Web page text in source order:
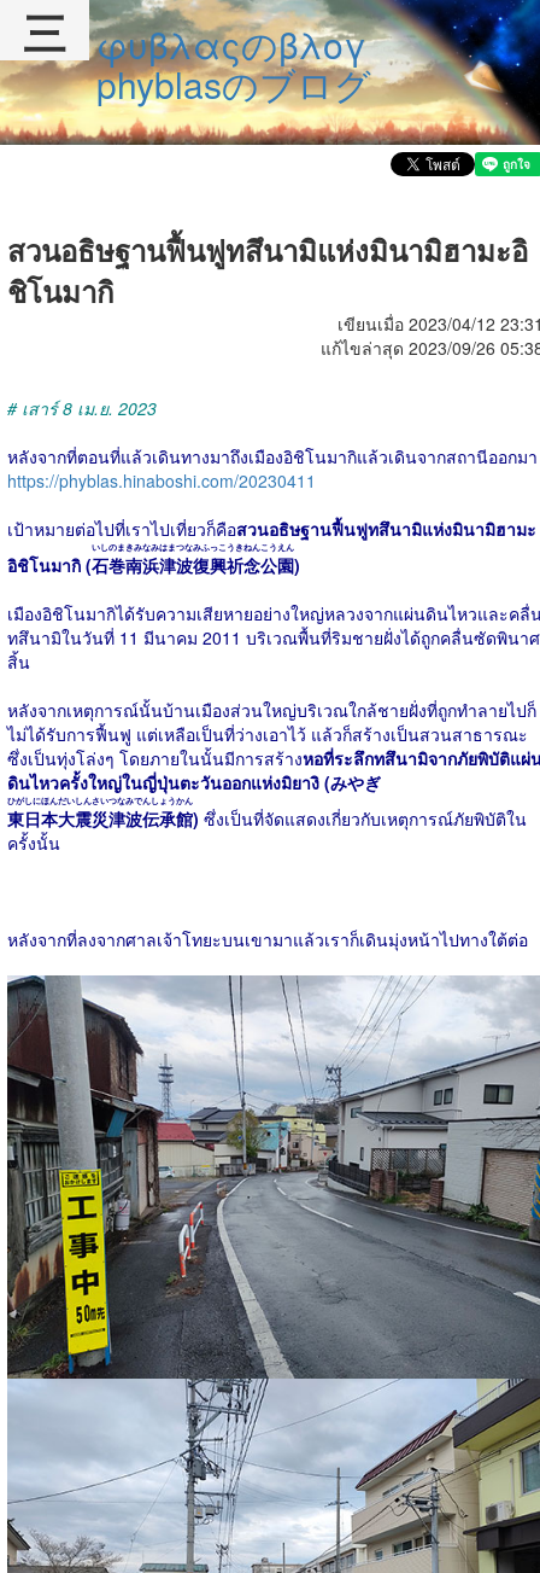
φυβλαςのβλογ
phyblasのブログ
สวนอธิษฐานฟื้นฟูทสึนามิแห่งมินามิฮามะอิ
ชิโนมากิ
เขียนเมื่อ 2023/04/12
แก้ไขล่าสุด 2023/09/26
# เสาร์ 8 เม.ย. 2023
หลังจากที่ตอนที่แล้วเดินทางมาถึงเมืองอิชิโนมากิแล้วเดินจากสถานีออกมา
https://phyblas.hinaboshi.com/20230411
เป้าหมายต่อไปที่เราไปเที่ยวก็คือสวนอธิษฐานฟื้นฟูทสึนามิแห่งมินามิฮามะ
อิชิโนมากิ (石巻南浜津波復興祈念公園
いしのまきみなみはまつなみふっこうきねんこうえん
)
เมืองอิชิโนมากิได้รับความเสียหายอย่างใหญ่หลวงจากแผ่นดินไหวและคลื่
ทสึนามิในวันที่ 11 มีนาคม 2011 บริเวณพื้นที่ริมชายฝั่งได้ถูกคลื่นซัดพินาศ
สิ้น
หลังจากเหตุการณ์นั้นบ้านเมืองส่วนใหญ่บริเวณใกล้ชายฝั่งที่ถูกทำลายไปก็
ไม่ได้รับการฟื้นฟู แต่เหลือเป็นที่ว่างเอาไว้ แล้วก็สร้างเป็นสวนสาธารณะ
ซึ่งเป็นทุ่งโล่งๆ โดยภายในนั้นมีการสร้างหอที่ระลึกทสึนามิจากภัยพิบัติแผ่
ดินไหวครั้งใหญ่ในญี่ปุ่นตะวันออกแห่งมิยางิ (みやぎ
東日本大震災津波伝承館
ひがしにほんだいしんさいつなみでんしょうかん
) ซึ่งเป็นที่จัดแสดงเกี่ยวกับเหตุการณ์ภัยพิบัติใน
ครั้งนั้น
หลังจากที่ลงจากศาลเจ้าโทยะบนเขามาแล้วเราก็เดินมุ่งหน้าไปทางใต้ต่อ
三